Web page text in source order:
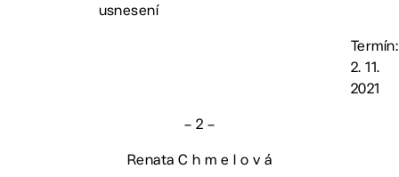
usnesení
Termín:
2. 11.
2021
– 2 –
Renata C h m e l o v á